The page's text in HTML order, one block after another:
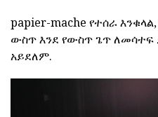
papier-mache የተሰራ
ውስጥ እንደ የውስጥ ጌጥ
አይደለም.